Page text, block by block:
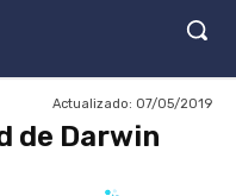
Actualizado: 07/05/2019
de Darwin